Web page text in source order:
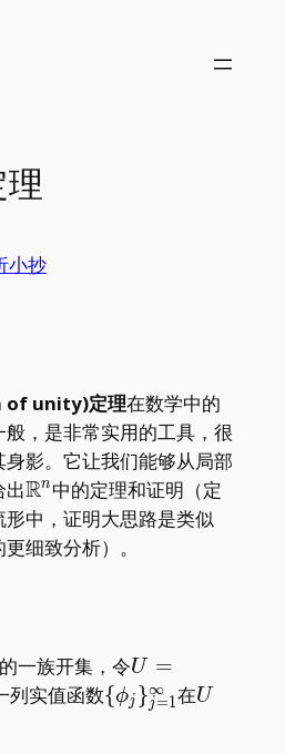
小抄
of unity)定理在数学中的
，是非常实用的工具，很
影。它让我们能够从局部
出\mathbb
R^n
Rn 中的定理和证明（定
中，证明大思路是类似
细致分析）。
一族开集，令
I}U_\alpha
U =
列实值函数\
{ϕj }j=1
∞ 在U
U